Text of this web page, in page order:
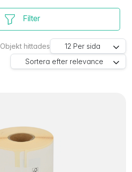
Filter
Objekt hittades 12 Per sida
Sortera efter relevance